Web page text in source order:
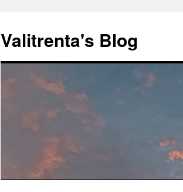
contenido
Valitrenta's Blog